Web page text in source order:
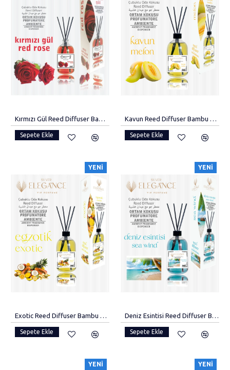
Sepete Ekle Sepete Ekle
YENI
Sepete Ekle
YENI
Sepete Ekle
YENI YENI